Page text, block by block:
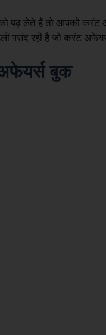
पढ़ लेते हैं तो आपको करंट
पसंद रही है जो करंट
बुक